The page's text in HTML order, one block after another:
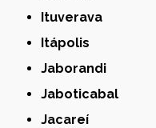
Ituverava
Itápolis
Jaborandi
Jaboticabal
Jacareí